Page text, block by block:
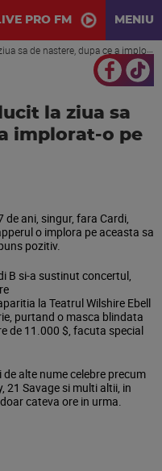
PRO FM MENIU
dupa ce a implorat-o pe cardi b sa-l ierte
la ziua sa
implorat-o pe
ani, singur, fara Cardi,
o implora pe aceasta sa
pozitiv.
B si-a sustinut concertul,
la Teatrul Wilshire Ebell
purtand o masca blindata
de 11.000 $, facuta special
alte nume celebre precum
21 Savage si multi altii, in
cateva ore in urma.